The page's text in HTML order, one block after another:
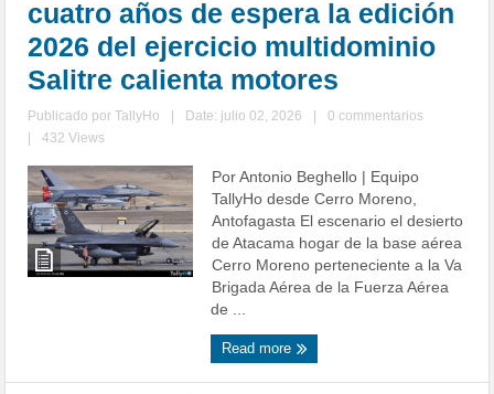
cuatro años de espera la edición
2026 del ejercicio multidominio
Salitre calienta motores
Publicado porTallyHo Date: julio 02, 2026
0 commentarios
432 Views
Por Antonio Beghello | Equipo
TallyHo desde Cerro Moreno,
Antofagasta El escenario el desierto
de Atacama hogar de la base aérea
Cerro Moreno perteneciente a la Va
Brigada Aérea de la Fuerza Aérea
de ...
Read more